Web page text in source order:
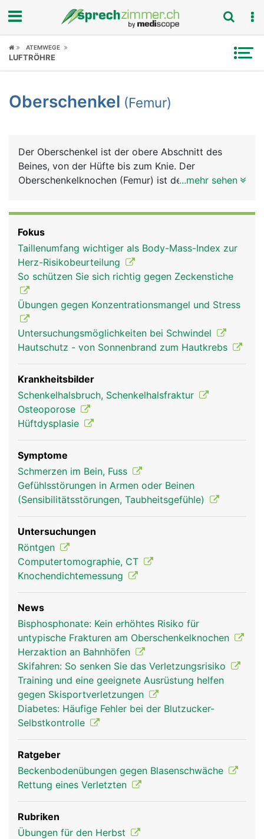
Fokus
Symptome
News
Rubriken
ATEMWEGE
LUFTRÖHRE
Oberschenkel (Femur)
Der Oberschenkel ist der obere Abschnitt des
Beines, von der Hüfte bis zum Knie. Der
Oberschenkelknochen (Femur) ist der längste und
besteht von oben nach unten aus dem kugeligen
Kopf (Hüftkopf), einem kurzen Hals
(Schenkelhals), einen langen Schaft und einem
verdickten unteren Ende mit zwei walzenförmigen
Gelenkknorren, die mit dem Schienbein und der
Kniescheibe das Knie bilden. Der Hüftkopf bildet
mit der Hüftpfanne des Beckens das Hüftgelenk.
Der Oberschenkelknochen dient ausserdem als
Befestigungsanker für Bänder und Muskeln.
Mann
...mehr sehen
Fokus
Taillenumfang wichtiger als Body-Mass-Index zur
Herz-Risikobeurteilung
So schützen Sie sich richtig gegen Zeckenstiche
Übungen gegen Konzentrationsmangel und Stress
Untersuchungsmöglichkeiten bei Schwindel
Hautschutz - von Sonnenbrand zum Hautkrebs
Krankheitsbilder
Schenkelhalsbruch, Schenkelhalsfraktur
Osteoporose
Hüftdysplasie
Symptome
Schmerzen im Bein, Fuss
Gefühlsstörungen in Armen oder Beinen
(Sensibilitätsstörungen, Taubheitsgefühle)
Untersuchungen
Röntgen
Computertomographie, CT
Knochendichtemessung
News
Bisphosphonate: Kein erhöhtes Risiko für
untypische Frakturen am Oberschenkelknochen
Herzaktion an Bahnhöfen
Skifahren: So senken Sie das Verletzungsrisiko
Training und eine geeignete Ausrüstung helfen
gegen Skisportverletzungen
Diabetes: Häufige Fehler bei der Blutzucker-
Selbstkontrolle
Ratgeber
Beckenbodenübungen gegen Blasenschwäche
Rettung eines Verletzten
Rubriken
Übungen für den Herbst